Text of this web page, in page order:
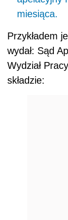
miesiąca.
Przykładem
wydał: Sąd
Wydział
składzie: